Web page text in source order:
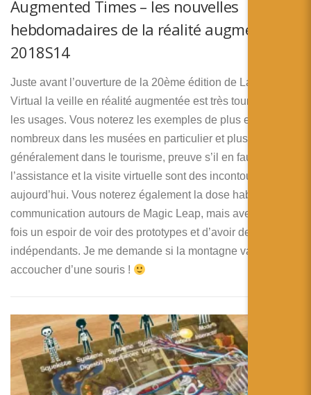
Augmented Times – les nouvelles
hebdomadaires de la réalité augmentée –
2018S14
Juste avant l’ouverture de la 20ème édition de Laval
Virtual la veille en réalité augmentée est très tournée vers
les usages. Vous noterez les exemples de plus en plus
nombreux dans les musées en particulier et plus
généralement dans le tourisme, preuve s’il en faut que
l’assistance et la visite virtuelle sont des incontournables
aujourd’hui. Vous noterez également la dose habituelle de
communication autours de Magic Leap, mais avec cette
fois un espoir de voir des prototypes et d’avoir des tests
indépendants. Je me demande si la montagne va
accoucher d’une souris !